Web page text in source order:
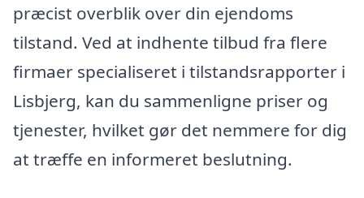
præcist overblik over din ejendoms
tilstand. Ved at indhente tilbud fra flere
firmaer specialiseret i tilstandsrapporter i
Lisbjerg, kan du sammenligne priser og
tjenester, hvilket gør det nemmere for dig
at træffe en informeret beslutning.